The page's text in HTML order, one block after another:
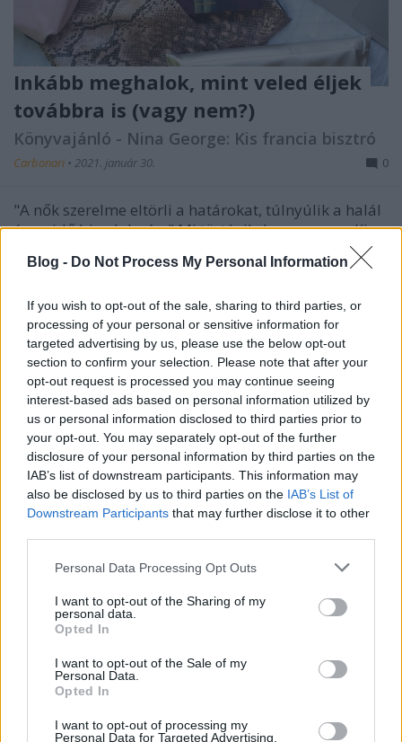
Blog - Do Not Process My Personal Information
If you wish to opt-out of the sale, sharing to third parties, or
processing of your personal or sensitive information for
targeted advertising by us, please use the below opt-out
section to confirm your selection. Please note that after your
opt-out request is processed you may continue seeing
interest-based ads based on personal information utilized by
us or personal information disclosed to third parties prior to
your opt-out. You may separately opt-out of the further
disclosure of your personal information by third parties on the
IAB’s list of downstream participants. This information may
also be disclosed by us to third parties on the IAB’s List of
Downstream Participants that may further disclose it to other
Please note that this website/app uses one or more Google
not limited to your visit or usage behaviour. You may click to
grant or deny consent to Google and its third-party tags to
use your data for below specified purposes in below Google
consent section.
Personal Data Processing Opt Outs
I want to opt-out of the Sharing of my
personal data.
Opted In
I want to opt-out of the Sale of my
Personal Data.
Opted In
I want to opt-out of processing my
Personal Data for Targeted Advertising.
Inkább meghalok, mint veled éljek
továbbra is (vagy nem?)
Könyvajánló - Nina George: Kis francia bisztró
Carbonari • 2021. január 30. 0
"A nők szerelme eltörli a határokat, túlnyúlik a halál
és az idő birodalmán." Mi történik, ha egy nyugdíjas
korú asszony eldönti, hogy elég a négy évtizedes
szeretetlenségből, és inkább meghal, mintsem így
Mesék a szabadulásról: mit kívánsz
tulajdonképpen?
Könyvajánló - Csóka Judit: Mesék a
szabadulásról